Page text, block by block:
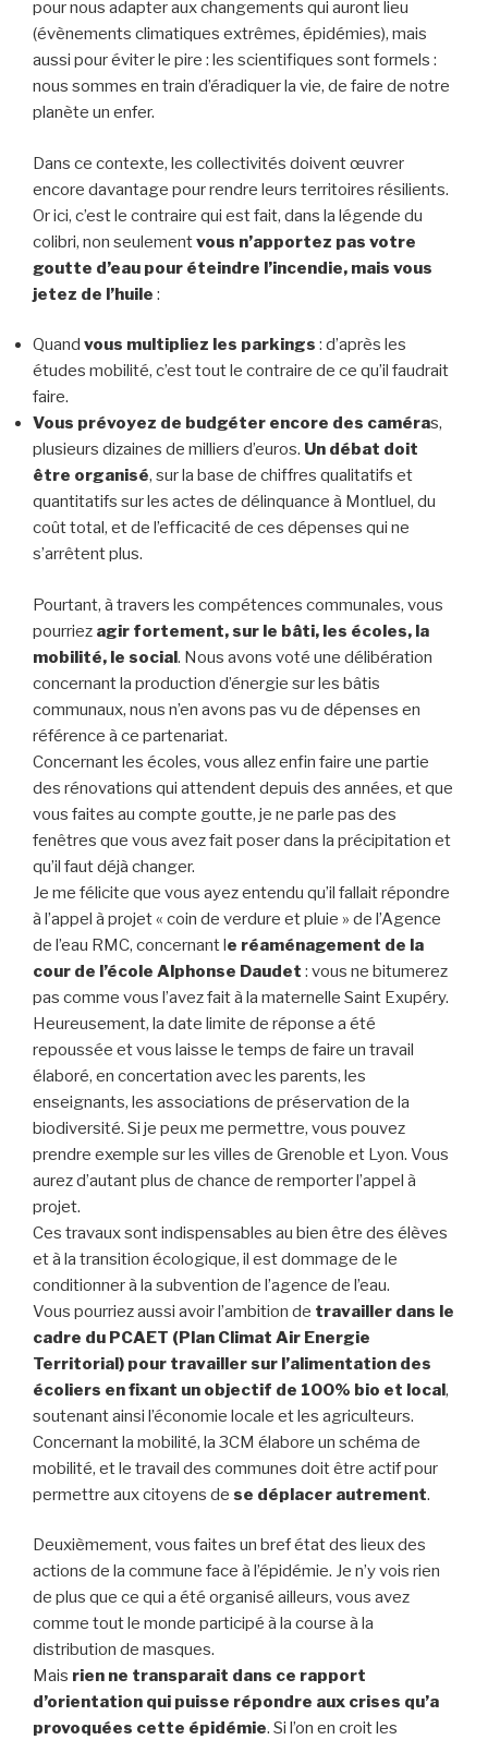
pour nous adapter aux changements qui auront lieu
(évènements climatiques extrêmes, épidémies), mais
aussi pour éviter le pire : les scientifiques sont formels :
nous sommes en train d’éradiquer la vie, de faire de notre
planète un enfer.
Dans ce contexte, les collectivités doivent œuvrer
encore davantage pour rendre leurs territoires résilients.
Or ici, c’est le contraire qui est fait, dans la légende du
colibri, non seulementvous n’apportez pas votre
goutte d’eau pour éteindre l’incendie, mais vous
jetez de l’huile :
Quand vous multipliez les parkings : d’après les
études mobilité, c’est tout le contraire de ce qu’il faudrait
faire.
Vous prévoyez de budgéter encore des caméras,
plusieurs dizaines de milliers d’euros. Un débat doit
être organisé, sur la base de chiffres qualitatifs et
quantitatifs sur les actes de délinquance à Montluel, du
coût total, et de l’efficacité de ces dépenses qui ne
s’arrêtent plus.
Pourtant, à travers les compétences communales, vous
pourriez agir fortement, sur le bâti, les écoles, la
mobilité, le social. Nous avons voté une délibération
concernant la production d’énergie sur les bâtis
communaux, nous n’en avons pas vu de dépenses en
référence à ce partenariat.
Concernant les écoles, vous allez enfin faire une partie
des rénovations qui attendent depuis des années, et que
vous faites au compte goutte, je ne parle pas des
fenêtres que vous avez fait poser dans la précipitation et
qu’il faut déjà changer.
Je me félicite que vous ayez entendu qu’il fallait répondre
à l’appel à projet « coin de verdure et pluie » de l’Agence
de l’eau RMC, concernant le réaménagement de la
cour de l’école Alphonse Daudet : vous ne bitumerez
pas comme vous l’avez fait à la maternelle Saint Exupéry.
Heureusement, la date limite de réponse a été
repoussée et vous laisse le temps de faire un travail
élaboré, en concertation avec les parents, les
enseignants, les associations de préservation de la
biodiversité. Si je peux me permettre, vous pouvez
prendre exemple sur les villes de Grenoble et Lyon. Vous
aurez d’autant plus de chance de remporter l’appel à
projet.
Ces travaux sont indispensables au bien être des élèves
et à la transition écologique, il est dommage de le
conditionner à la subvention de l’agence de l’eau.
Vous pourriez aussi avoir l’ambition de travailler dans le
cadre du PCAET (Plan Climat Air Energie
Territorial) pour travailler sur l’alimentation des
écoliers en fixant un objectif de 100% bio et local,
soutenant ainsi l’économie locale et les agriculteurs.
Concernant la mobilité, la 3CM élabore un schéma de
mobilité, et le travail des communes doit être actif pour
permettre aux citoyens de se déplacer autrement.
Deuxièmement, vous faites un bref état des lieux des
actions de la commune face à l’épidémie. Je n’y vois rien
de plus que ce qui a été organisé ailleurs, vous avez
comme tout le monde participé à la course à la
distribution de masques.
Mais rien ne transparait dans ce rapport
d’orientation qui puisse répondre aux crises qu’a
provoquées cette épidémie. Si l’on en croit les